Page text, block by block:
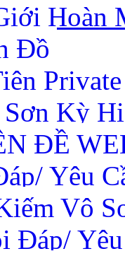
Hoàn
Đồ
Private
Kỳ
ĐỀ
Yêu
Vô
Đáp/